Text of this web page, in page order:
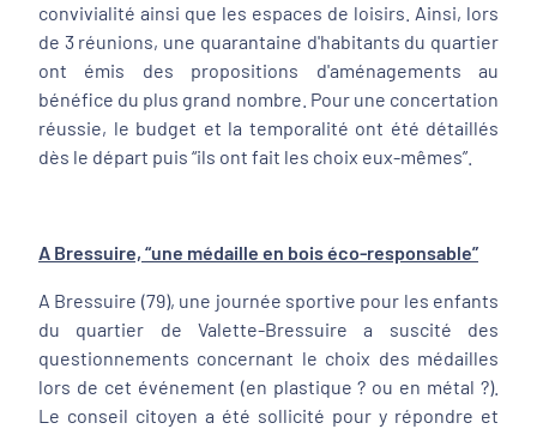
convivialité ainsi que les espaces de loisirs. Ainsi, lors
de 3 réunions, une quarantaine d'habitants du quartier
ont émis des propositions d'aménagements au
bénéfice du plus grand nombre. Pour une concertation
réussie, le budget et la temporalité ont été détaillés
dès le départ puis “ils ont fait les choix eux-mêmes”.
A Bressuire, “une médaille en bois éco-responsable”
A Bressuire (79), une journée sportive pour les enfants
du quartier de Valette-Bressuire a suscité des
questionnements concernant le choix des médailles
lors de cet événement (en plastique ? ou en métal ?).
Le conseil citoyen a été sollicité pour y répondre et